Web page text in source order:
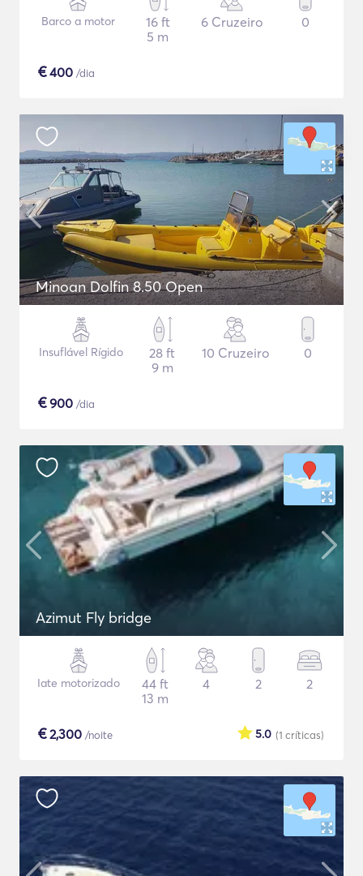
Barco a motor
16 ft
5 m
6 Cruzeiro 0
€400 /dia
Minoan Dolfin 8.50 Open
Insuflável Rígido
28 ft
9 m
10 Cruzeiro 0
€900 /dia
Azimut Fly bridge
Iate motorizado
44 ft
13 m
4 2 2
€2,300 /noite (1 críticas)
5.0